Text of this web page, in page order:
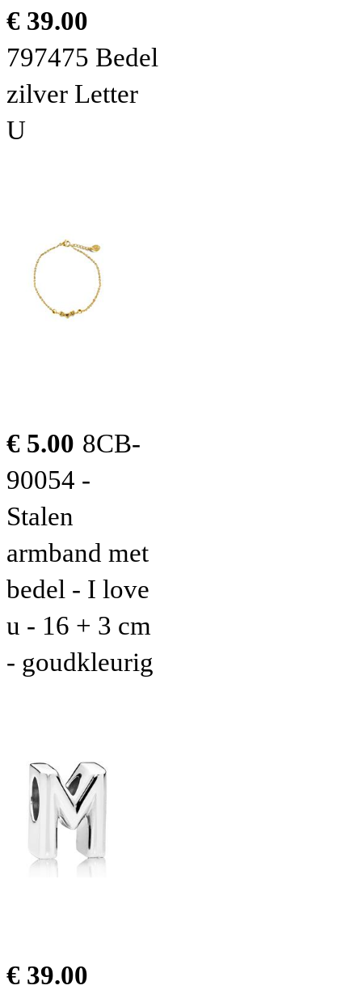
€ 39.00
797475 Bedel
zilver Letter
U
€ 5.00 8CB-
90054 -
Stalen
armband met
bedel - I love
u - 16 + 3 cm
- goudkleurig
€ 39.00